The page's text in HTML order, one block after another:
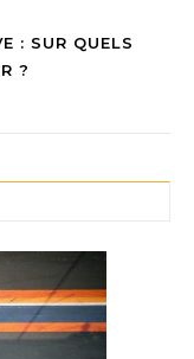
: SUR QUELS
?